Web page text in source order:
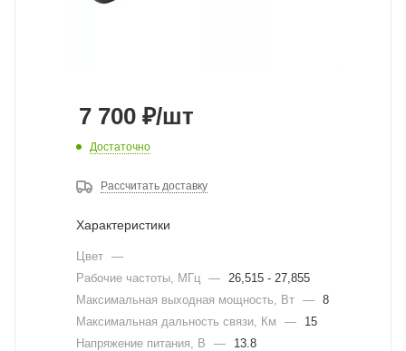
7 700 ₽/шт
Достаточно
Рассчитать доставку
Характеристики
Цвет —
Рабочие частоты, МГц
—
26,515 - 27,855
Максимальная выходная мощность, Вт — 8
Максимальная дальность связи, Км
—
15
Напряжение питания, В
—
13.8